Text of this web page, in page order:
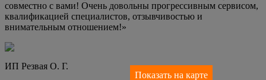
совместно с вами! Очень довольны прогрессивным сервисом,
квалификацией специалистов, отзывчивостью и
внимательным отношением!»
ИП Резвая О. Г.
Показать на карте